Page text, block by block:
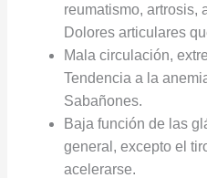
reumatismo, artrosis,
Dolores articulares
Mala circulación,
Tendencia a la
Sabañones.
Baja función de las
general, excepto el
acelerarse.